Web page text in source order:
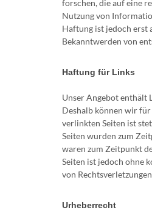
forschen, die auf eine
Nutzung von
Haftung ist jedoch erst
Bekanntwerden von
Haftung für Links
Unser Angebot enthält
Deshalb können wir
verlinkten Seiten ist
Seiten wurden zum
waren zum Zeitpunkt
Seiten ist jedoch ohne
von
Urheberrecht